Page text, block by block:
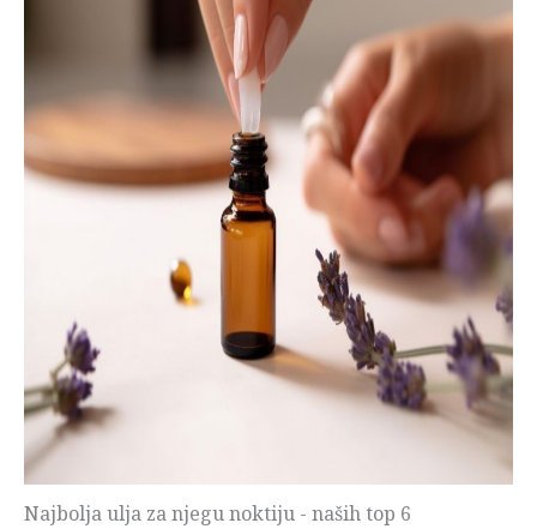
Najbolja ulja za njegu noktiju - naših top 6